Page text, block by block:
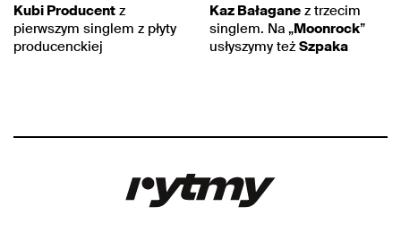
Kubi Producent z
pierwszym singlem z płyty
producenckiej
Kaz Bałagane z trzecim
singlem. Na „Moonrock”
usłyszymy też Szpaka